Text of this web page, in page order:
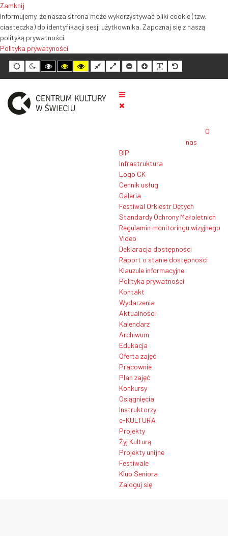
Zamknij
Informujemy, że nasza strona może wykorzystywać pliki cookie (tzw.
ciasteczka) do identyfikacji sesji użytkownika. Zapoznaj się z naszą
polityką prywatności.
Polityka prywatyności
Tryb
domyślny
Tryb
nocny
Tryb
wysokiego
kontrastu
biały
Tryb
wysokiego
kontrastu
żółty
Tryb
wysokiego
kontrastu
czarny
Normalny
układ
Szeroki
układ
Mniejszy
rozmiar
tekstu
Większy
rozmiar
tekstu
Czytelność
tekstu
Domyślny
rozmiar
tekstu
O
nas
BIP
Infrastruktura
Logo CK
Cennik usług
Galeria
Festiwal Orkiestr Dętych
Standardy Ochrony Małoletnich
Regulamin monitoringu wizyjnego
Video
Deklaracja dostępności
Raport o stanie dostępności
Klauzule informacyjne
Polityka prywatności
Kontakt
Wydarzenia
Aktualności
Kalendarz
Archiwum
Edukacja
Oferta zajęć
Pracownie
Plan zajęć
Konkursy
Osiągnięcia
Instruktorzy
e-KULTURA
Projekty
Żyj Kulturą
Projekty unijne
Festiwale
Klub Seniora
Zaloguj się